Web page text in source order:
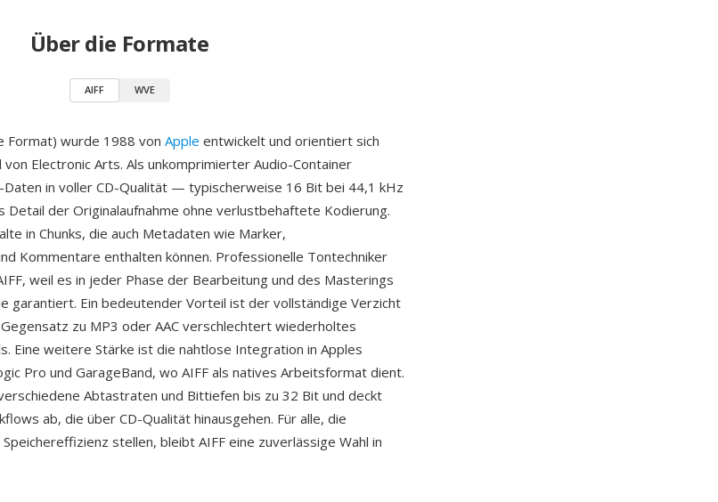
Über die Formate
AIFF WVE
Format) wurde 1988 von Apple entwickelt und orientiert sich
Electronic Arts. Als unkomprimierter Audio-Container
Daten in voller CD-Qualität — typischerweise 16 Bit bei 44,1 kHz
der Originalaufnahme ohne verlustbehaftete Kodierung.
in Chunks, die auch Metadaten wie Marker,
Kommentare enthalten können. Professionelle Tontechniker
weil es in jeder Phase der Bearbeitung und des Masterings
garantiert. Ein bedeutender Vorteil ist der vollständige Verzicht
zu MP3 oder AAC verschlechtert wiederholtes
Eine weitere Stärke ist die nahtlose Integration in Apples
Pro und GarageBand, wo AIFF als natives Arbeitsformat dient.
Abtastraten und Bittiefen bis zu 32 Bit und deckt
ab, die über CD-Qualität hinausgehen. Für alle, die
stellen, bleibt AIFF eine zuverlässige Wahl in